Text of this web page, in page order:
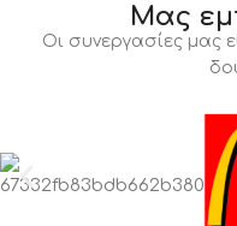
Μας
Οι συνεργασίες μας